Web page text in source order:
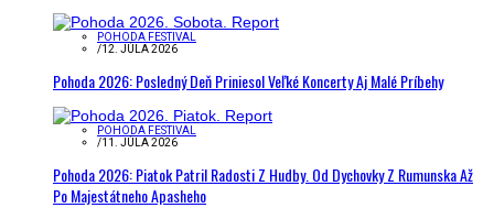
POHODA FESTIVAL
/12. JÚLA 2026
Pohoda 2026: Posledný Deň Priniesol Veľké Koncerty Aj Malé Príbehy
POHODA FESTIVAL
/11. JÚLA 2026
Pohoda 2026: Piatok Patril Radosti Z Hudby. Od Dychovky Z Rumunska Až
Po Majestátneho Apasheho